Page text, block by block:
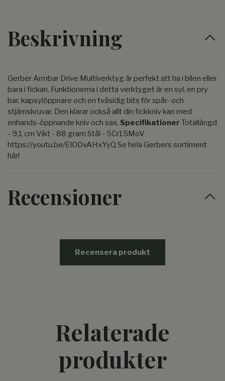
Beskrivning
Gerber Armbar Drive Multiverktyg är perfekt att ha i bilen eller
bara i fickan. Funktionerna i detta verktyget är en syl, en pry
bar, kapsylöppnare och en tvåsidig bits för spår- och
stjärnskruvar. Den klarar också allt din fickkniv kan med
enhands-öppnande kniv och sax. Specifikationer Totallängd
- 9,1 cm Vikt - 88 gram Stål - 5Cr15MoV
https://youtu.be/ElODvAHxYyQ Se hela Gerbers sortiment
här!
Recensioner
Recensera produkt
Relaterade
produkter